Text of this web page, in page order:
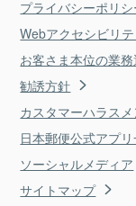
プライバシーポリシ
Webアクセシビリ
お客さま本位の業
勧誘方針
カスタマーハラス
日本郵便公式アプ
ソーシャルメディア
サイトマップ